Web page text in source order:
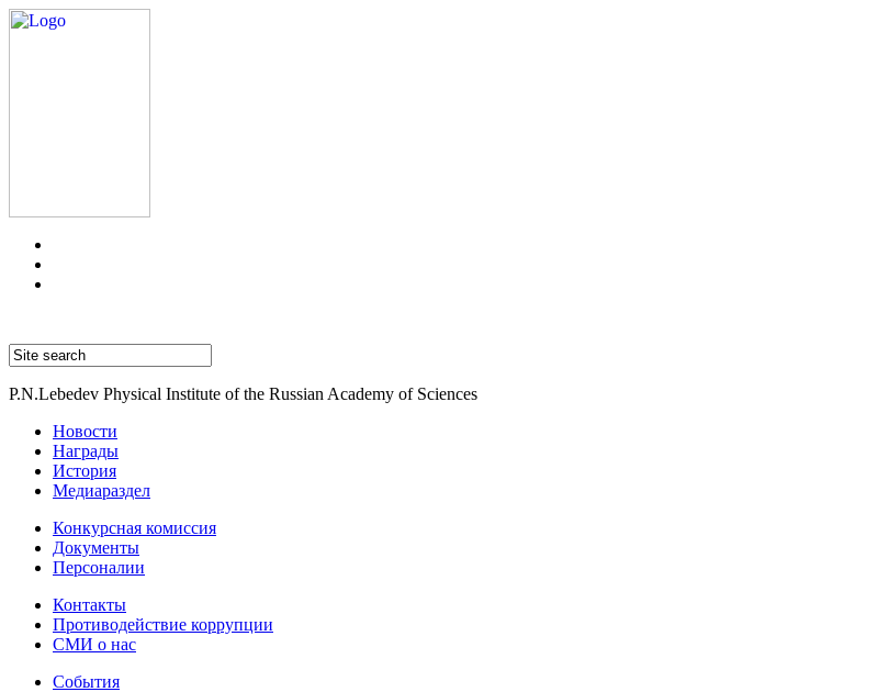
P.N.Lebedev Physical Institute of the Russian Academy of Sciences
Новости
Награды
История
Медиараздел
Конкурсная комиссия
Документы
Персоналии
Контакты
Противодействие коррупции
СМИ о нас
События